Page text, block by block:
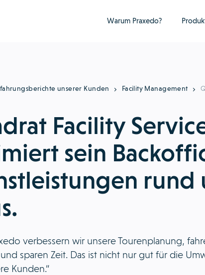
Warum Praxedo?
unserer Kunden Facility Management
Facility
sein
rund
verbessern wir unsere Tourenplanung,
sparen Zeit. Das ist nicht nur gut für die
Kunden.“